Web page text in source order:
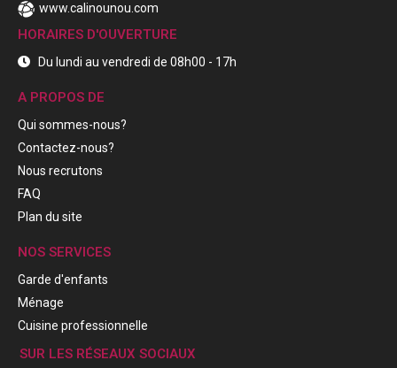
www.calinounou.com
HORAIRES D'OUVERTURE
Du lundi au vendredi de 08h00 - 17h
A PROPOS DE
Qui sommes-nous?
Contactez-nous?
Nous recrutons
FAQ
Plan du site
NOS SERVICES
Garde d'enfants
Ménage
Cuisine professionnelle
SUR LES RÉSEAUX SOCIAUX